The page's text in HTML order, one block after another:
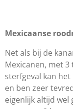
Mexicaanse
Net als bij de
Mexicanen, met
sterfgeval kan
en ben zeer
eigenlijk altijd wel